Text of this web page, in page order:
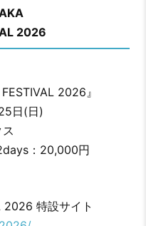
2026
2026』
日(日)
：20,000円
2026 特設サイト